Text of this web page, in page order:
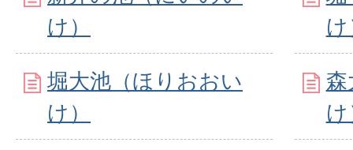
け）
堀大池（ほりおおい
け）
森